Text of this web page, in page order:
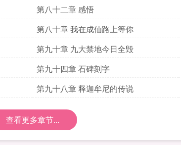
第八十二章 感悟
第八十章 我在成仙路上等你
第九十章 九大禁地今日全毁
第九十四章 石碑刻字
第九十八章 释迦牟尼的传说
查看更多章节...